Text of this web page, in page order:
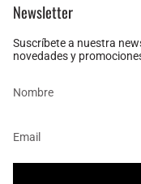
Newsletter
Suscríbete a nuestra
novedades y